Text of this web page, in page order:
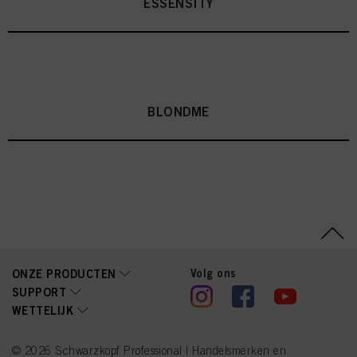
ESSENSITY
BLONDME
ONZE PRODUCTEN
SUPPORT
WETTELIJK
Volg ons
© 2026 Schwarzkopf Professional | Handelsmerken en